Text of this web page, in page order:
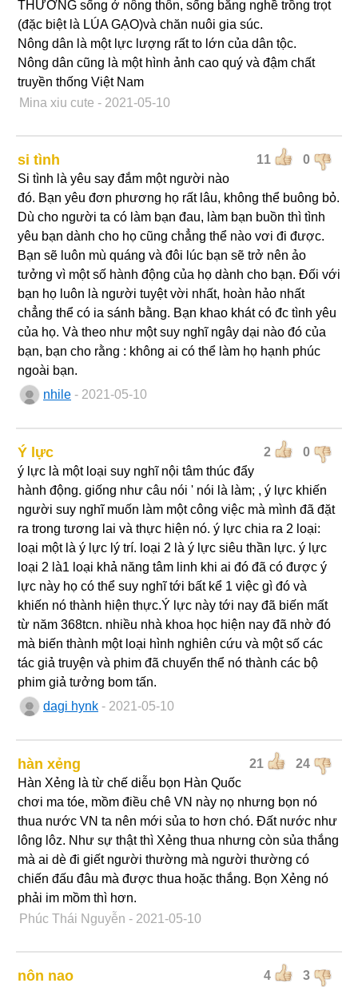
THƯỜNG sống ở nông thôn, sống bằng nghề trồng trọt
(đặc biệt là LÚA GẠO)và chăn nuôi gia súc.
Nông dân là một lực lượng rất to lớn của dân tộc.
Nông dân cũng là một hình ảnh cao quý và đậm chất
truyền thống Việt Nam
Mina xiu cute - 2021-05-10
11 0
si tình
Si tình là yêu say đắm một người nào
đó. Bạn yêu đơn phương họ rất lâu, không thể buông bỏ.
Dù cho người ta có làm bạn đau, làm bạn buồn thì tình
yêu bạn dành cho họ cũng chẳng thể nào vơi đi được.
Bạn sẽ luôn mù quáng và đôi lúc bạn sẽ trở nên ảo
tưởng vì một số hành động của họ dành cho bạn. Đối với
bạn họ luôn là người tuyệt vời nhất, hoàn hảo nhất
chẳng thể có ia sánh bằng. Bạn khao khát có đc tình yêu
của họ. Và theo như một suy nghĩ ngây dại nào đó của
bạn, bạn cho rằng : không ai có thể làm họ hạnh phúc
ngoài bạn.
nhile - 2021-05-10
2 0
Ý lực
ý lực là một loại suy nghĩ nội tâm thúc đẩy
hành động. giống như câu nói ' nói là làm; , ý lực khiến
người suy nghĩ muốn làm một công việc mà mình đã đặt
ra trong tương lai và thực hiện nó. ý lực chia ra 2 loại:
loại một là ý lực lý trí. loại 2 là ý lực siêu thần lực. ý lực
loại 2 là1 loại khả năng tâm linh khi ai đó đã có được ý
lực này họ có thể suy nghĩ tới bất kể 1 việc gì đó và
khiến nó thành hiện thực.Ý lực này tới nay đã biến mất
từ năm 368tcn. nhiều nhà khoa học hiện nay đã nhờ đó
mà biến thành một loại hình nghiên cứu và một số các
tác giả truyện và phim đã chuyển thể nó thành các bộ
phim giả tưởng bom tấn.
dagi hynk - 2021-05-10
21 24
hàn xẻng
Hàn Xẻng là từ chế diễu bọn Hàn Quốc
chơi ma tóe, mồm điều chê VN này nọ nhưng bọn nó
thua nước VN ta nên mới sủa to hơn chó. Đất nước như
lông lôz. Như sự thật thì Xẻng thua nhưng còn sủa thắng
mà ai dè đi giết người thường mà người thường có
chiến đấu đâu mà được thua hoặc thắng. Bọn Xẻng nó
phải im mồm thì hơn.
Phúc Thái Nguyễn - 2021-05-10
4 3
nôn nao